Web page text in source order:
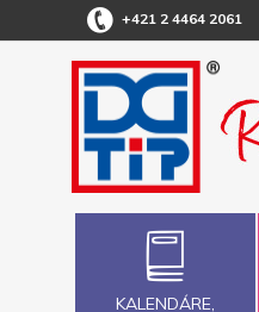
+421 2 4464 2061
KALENDÁRE,